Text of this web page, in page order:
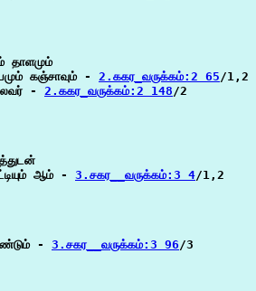
தாளமும்
கஞ்சாவும் -
2.ககர_வருக்கம்:2 65/1,2
- 2.ககர_வருக்கம்:2 148/2
ஆம் -
3.சகர__வருக்கம்:3 4/1,2
- 3.சகர__வருக்கம்:3 96/3